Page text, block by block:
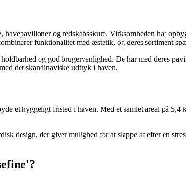
og redskabsskure. Virksomheden har
funktionalitet med æstetik, og deres sortiment
og god brugervenlighed. De har med deres
det skandinaviske udtryk i haven.
et hyggeligt fristed i haven. Med et samlet areal på
design, der giver mulighed for at slappe af efter en